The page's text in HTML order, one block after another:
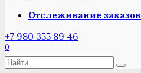
Отслеживание заказов
+7 980 355 89 46
0
Search